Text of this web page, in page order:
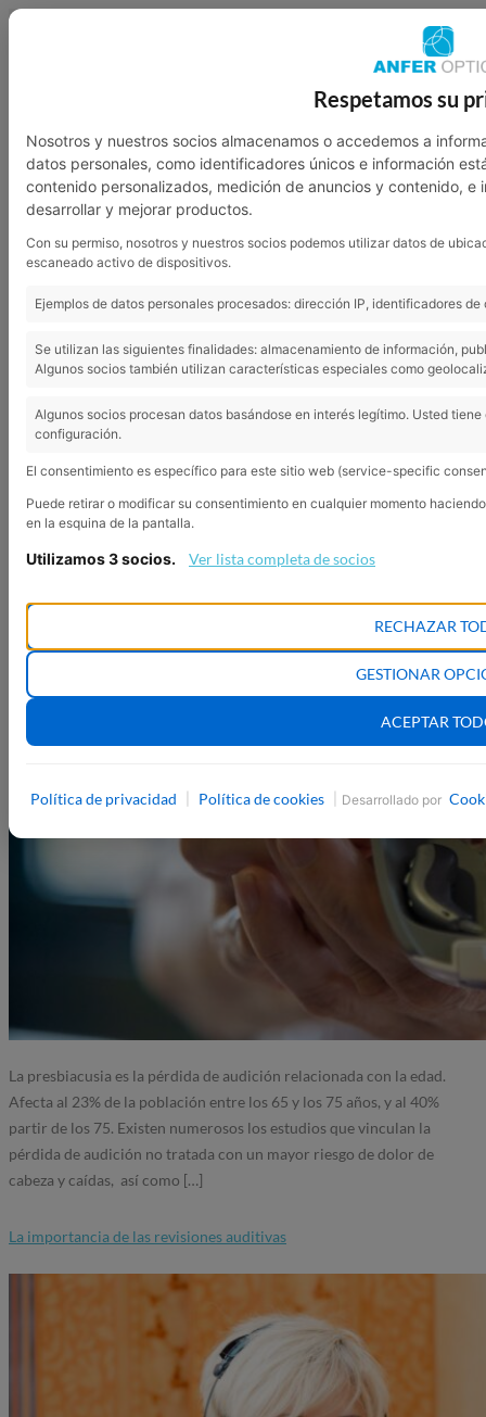
Audífonos, ¿cuál elegir?
La presbiacusia es la pérdida de audición relacionada con la edad.
Afecta al 23% de la población entre los 65 y los 75 años, y al 40%
partir de los 75. Existen numerosos los estudios que vinculan la
pérdida de audición no tratada con un mayor riesgo de dolor de
cabeza y caídas, así como […]
La importancia de las revisiones auditivas
Respetamos su
Nosotros y nuestros socios almacenamos o accedemos a
datos personales, como identificadores únicos e información
contenido personalizados, medición de anuncios y contenido, e
desarrollar y mejorar productos.
Con su permiso, nosotros y nuestros socios podemos utilizar datos de
escaneado activo de dispositivos.
Ejemplos de datos personales procesados: dirección IP, identificadores
Se utilizan las siguientes finalidades: almacenamiento de información,
Algunos socios también utilizan características especiales como
Algunos socios procesan datos basándose en interés legítimo. Usted
configuración.
El consentimiento es específico para este sitio web (service-specific
Puede retirar o modificar su consentimiento en cualquier momento
en la esquina de la pantalla.
Utilizamos 3 socios. Ver lista completa de socios
RECHAZAR
GESTIONAR
ACEPTAR
Política de privacidad Política de cookies Desarrollado por